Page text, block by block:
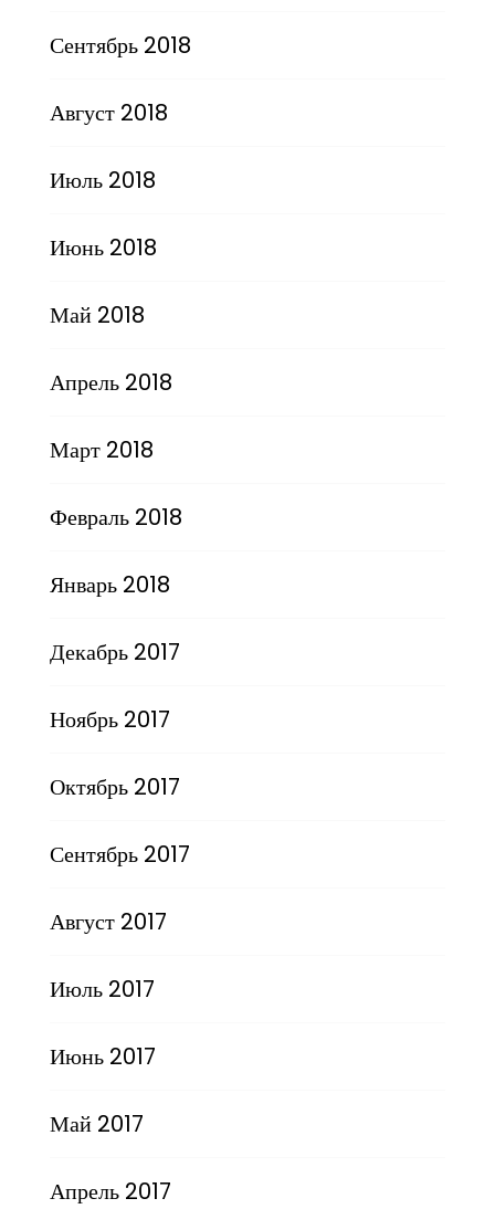
Сентябрь 2018
Август 2018
Июль 2018
Июнь 2018
Май 2018
Апрель 2018
Март 2018
Февраль 2018
Январь 2018
Декабрь 2017
Ноябрь 2017
Октябрь 2017
Сентябрь 2017
Август 2017
Июль 2017
Июнь 2017
Май 2017
Апрель 2017